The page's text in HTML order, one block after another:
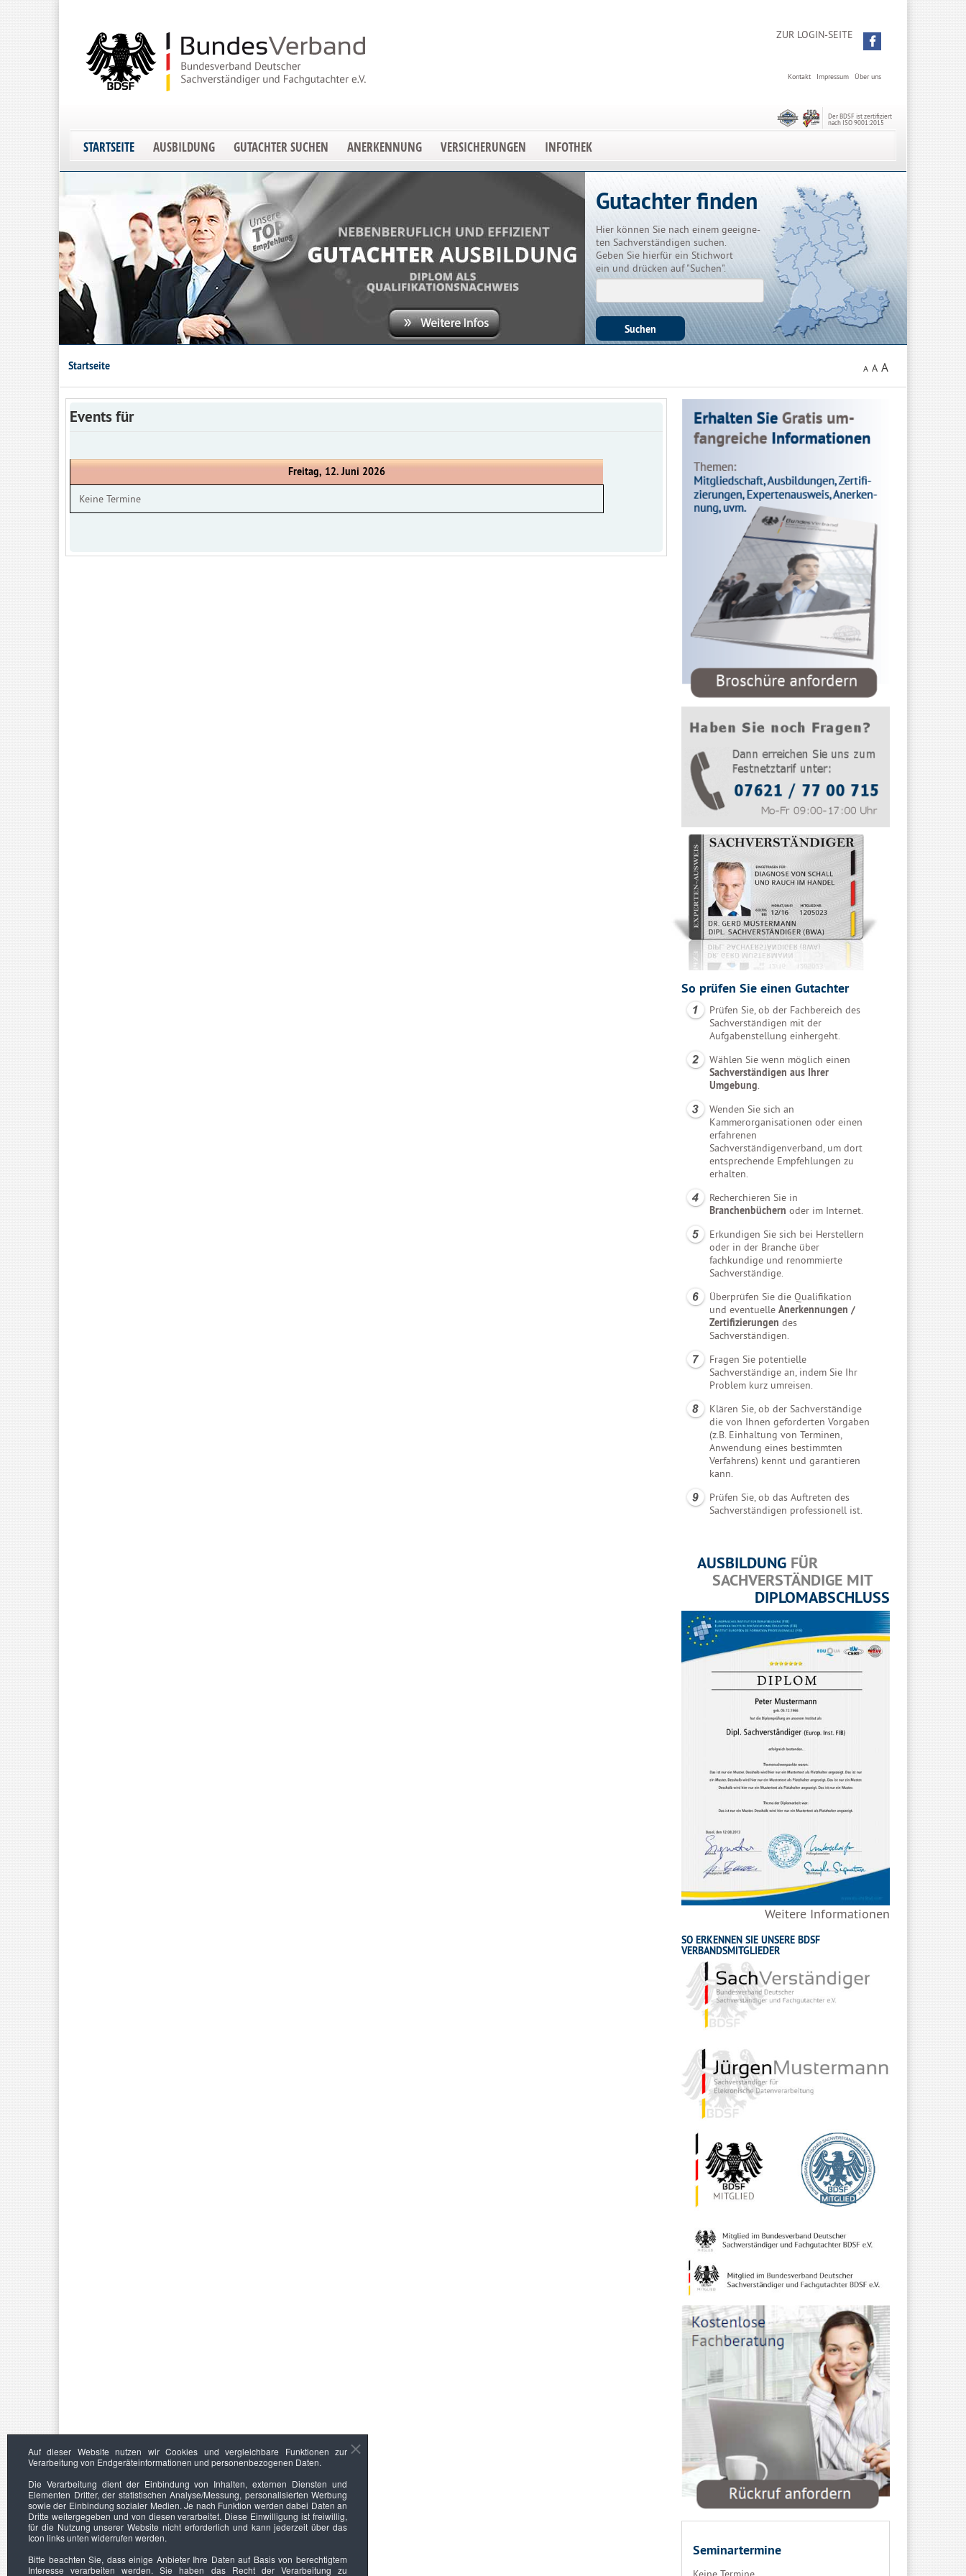
ZUR LOGIN-SEITE
Über uns
Impressum
Kontakt
Der BDSF ist zertifiziert
nach ISO 9001:2015
STARTSEITE AUSBILDUNG GUTACHTER SUCHEN ANERKENNUNG VERSICHERUNGEN INFOTHEK
Gutachter finden
Hier können Sie nach einem geeigne-
ten Sachverständigen suchen.
Geben Sie hierfür ein Stichwort
ein und drücken auf "Suchen".
Startseite A A A
Events für
Freitag, 12. Juni 2026
Keine Termine
So prüfen Sie einen Gutachter
Prüfen Sie, ob der Fachbereich des
Sachverständigen mit der
Aufgabenstellung einhergeht.
Wählen Sie wenn möglich einen
Sachverständigen aus Ihrer
Umgebung.
Wenden Sie sich an
Kammerorganisationen oder einen
erfahrenen
Sachverständigenverband, um dort
entsprechende Empfehlungen zu
erhalten.
Recherchieren Sie in
Branchenbüchern oder im Internet.
Erkundigen Sie sich bei Herstellern
oder in der Branche über
fachkundige und renommierte
Sachverständige.
Überprüfen Sie die Qualifikation
und eventuelle Anerkennungen /
Zertifizierungen des
Sachverständigen.
Fragen Sie potentielle
Sachverständige an, indem Sie Ihr
Problem kurz umreisen.
Klären Sie, ob der Sachverständige
die von Ihnen geforderten Vorgaben
(z.B. Einhaltung von Terminen,
Anwendung eines bestimmten
Verfahrens) kennt und garantieren
kann.
Prüfen Sie, ob das Auftreten des
Sachverständigen professionell ist.
AUSBILDUNG FÜR
SACHVERSTÄNDIGE MIT
DIPLOMABSCHLUSS
Weitere Informationen
SO ERKENNEN SIE UNSERE BDSF
VERBANDSMITGLIEDER
Seminartermine
Auf dieser Website nutzen wir Cookies und vergleichbare Funktionen zur
Verarbeitung von Endgeräteinformationen und personenbezogenen Daten.
Die Verarbeitung dient der Einbindung von Inhalten, externen Diensten und
Elementen Dritter, der statistischen Analyse/Messung, personalisierten Werbung
sowie der Einbindung sozialer Medien. Je nach Funktion werden dabei Daten an
Dritte weitergegeben und von diesen verarbeitet. Diese Einwilligung ist freiwillig,
für die Nutzung unserer Website nicht erforderlich und kann jederzeit über das
Icon links unten widerrufen werden.
Bitte beachten Sie, dass einige Anbieter Ihre Daten auf Basis von berechtigtem
Interesse verarbeiten werden. Sie haben das Recht der Verarbeitung zu